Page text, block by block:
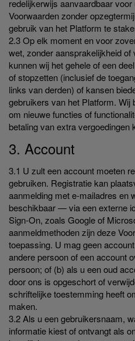
redelijkerwijs aanvaardbaar
Voorwaarden zonder
gebruik van het Platform te
2.3 Op elk moment en voor
wet, zonder aansprakelijkheid
kunnen wij het gehele of een
of stopzetten (inclusief de
links van derden) of kansen
gebruikers van het Platform. Wij
om nieuwe functies of
betaling van extra vergoedingen
3. Account
3.1 U zult een account moeten
gebruiken. Registratie kan
aanmelding met e-mailadres
beschikbaar — via een externe
Sign-On, zoals Google of
aanmeldmethoden zijn deze
toepassing. U mag geen
andere persoon of een account
persoon; of (b) als u een oud
door ons is opgeschort of
schriftelijke toestemming heeft
maken.
3.2 Als u een gebruikersnaam,
informatie kiest of ontvangt als